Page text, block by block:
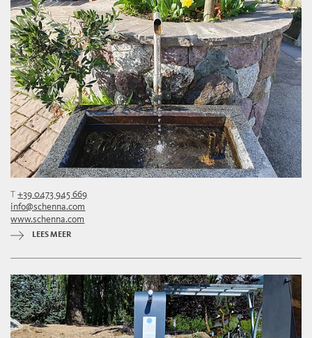
T+39 0473 945 669
info@schenna.com
www.schenna.com
LEES MEER